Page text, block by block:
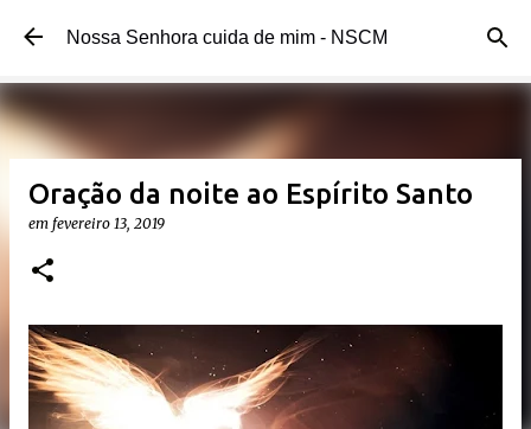
Pular para o conteúdo principal
Nossa Senhora cuida de mim - NSCM
Oração da noite ao Espírito Santo
em fevereiro 13, 2019